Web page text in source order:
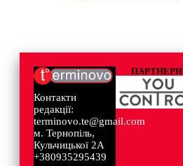
Контакти
редакції:
terminovo.te@gmail.com
м. Тернопіль,
Кульчицької 2А
+380935295439
ПАРТНЕРИ